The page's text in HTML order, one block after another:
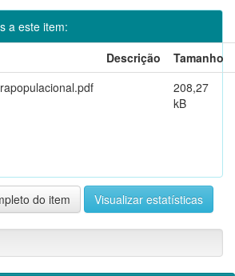
a este item:
Descrição
Tamanho
208,27
kB
do item Visualizar estatísticas